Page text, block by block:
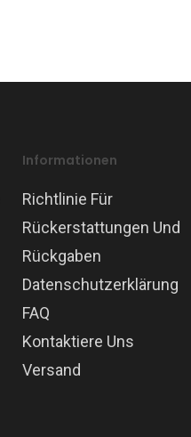
Informationen
Richtlinie Für
Rückerstattungen Und
Rückgaben
Datenschutzerklärung
FAQ
Kontaktiere Uns
Versand